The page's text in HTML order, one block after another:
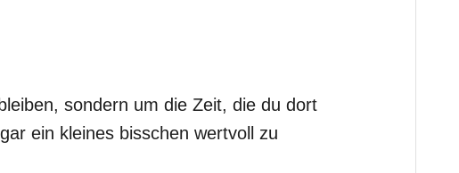
sondern um die Zeit, die du dort
ein kleines bisschen wertvoll zu